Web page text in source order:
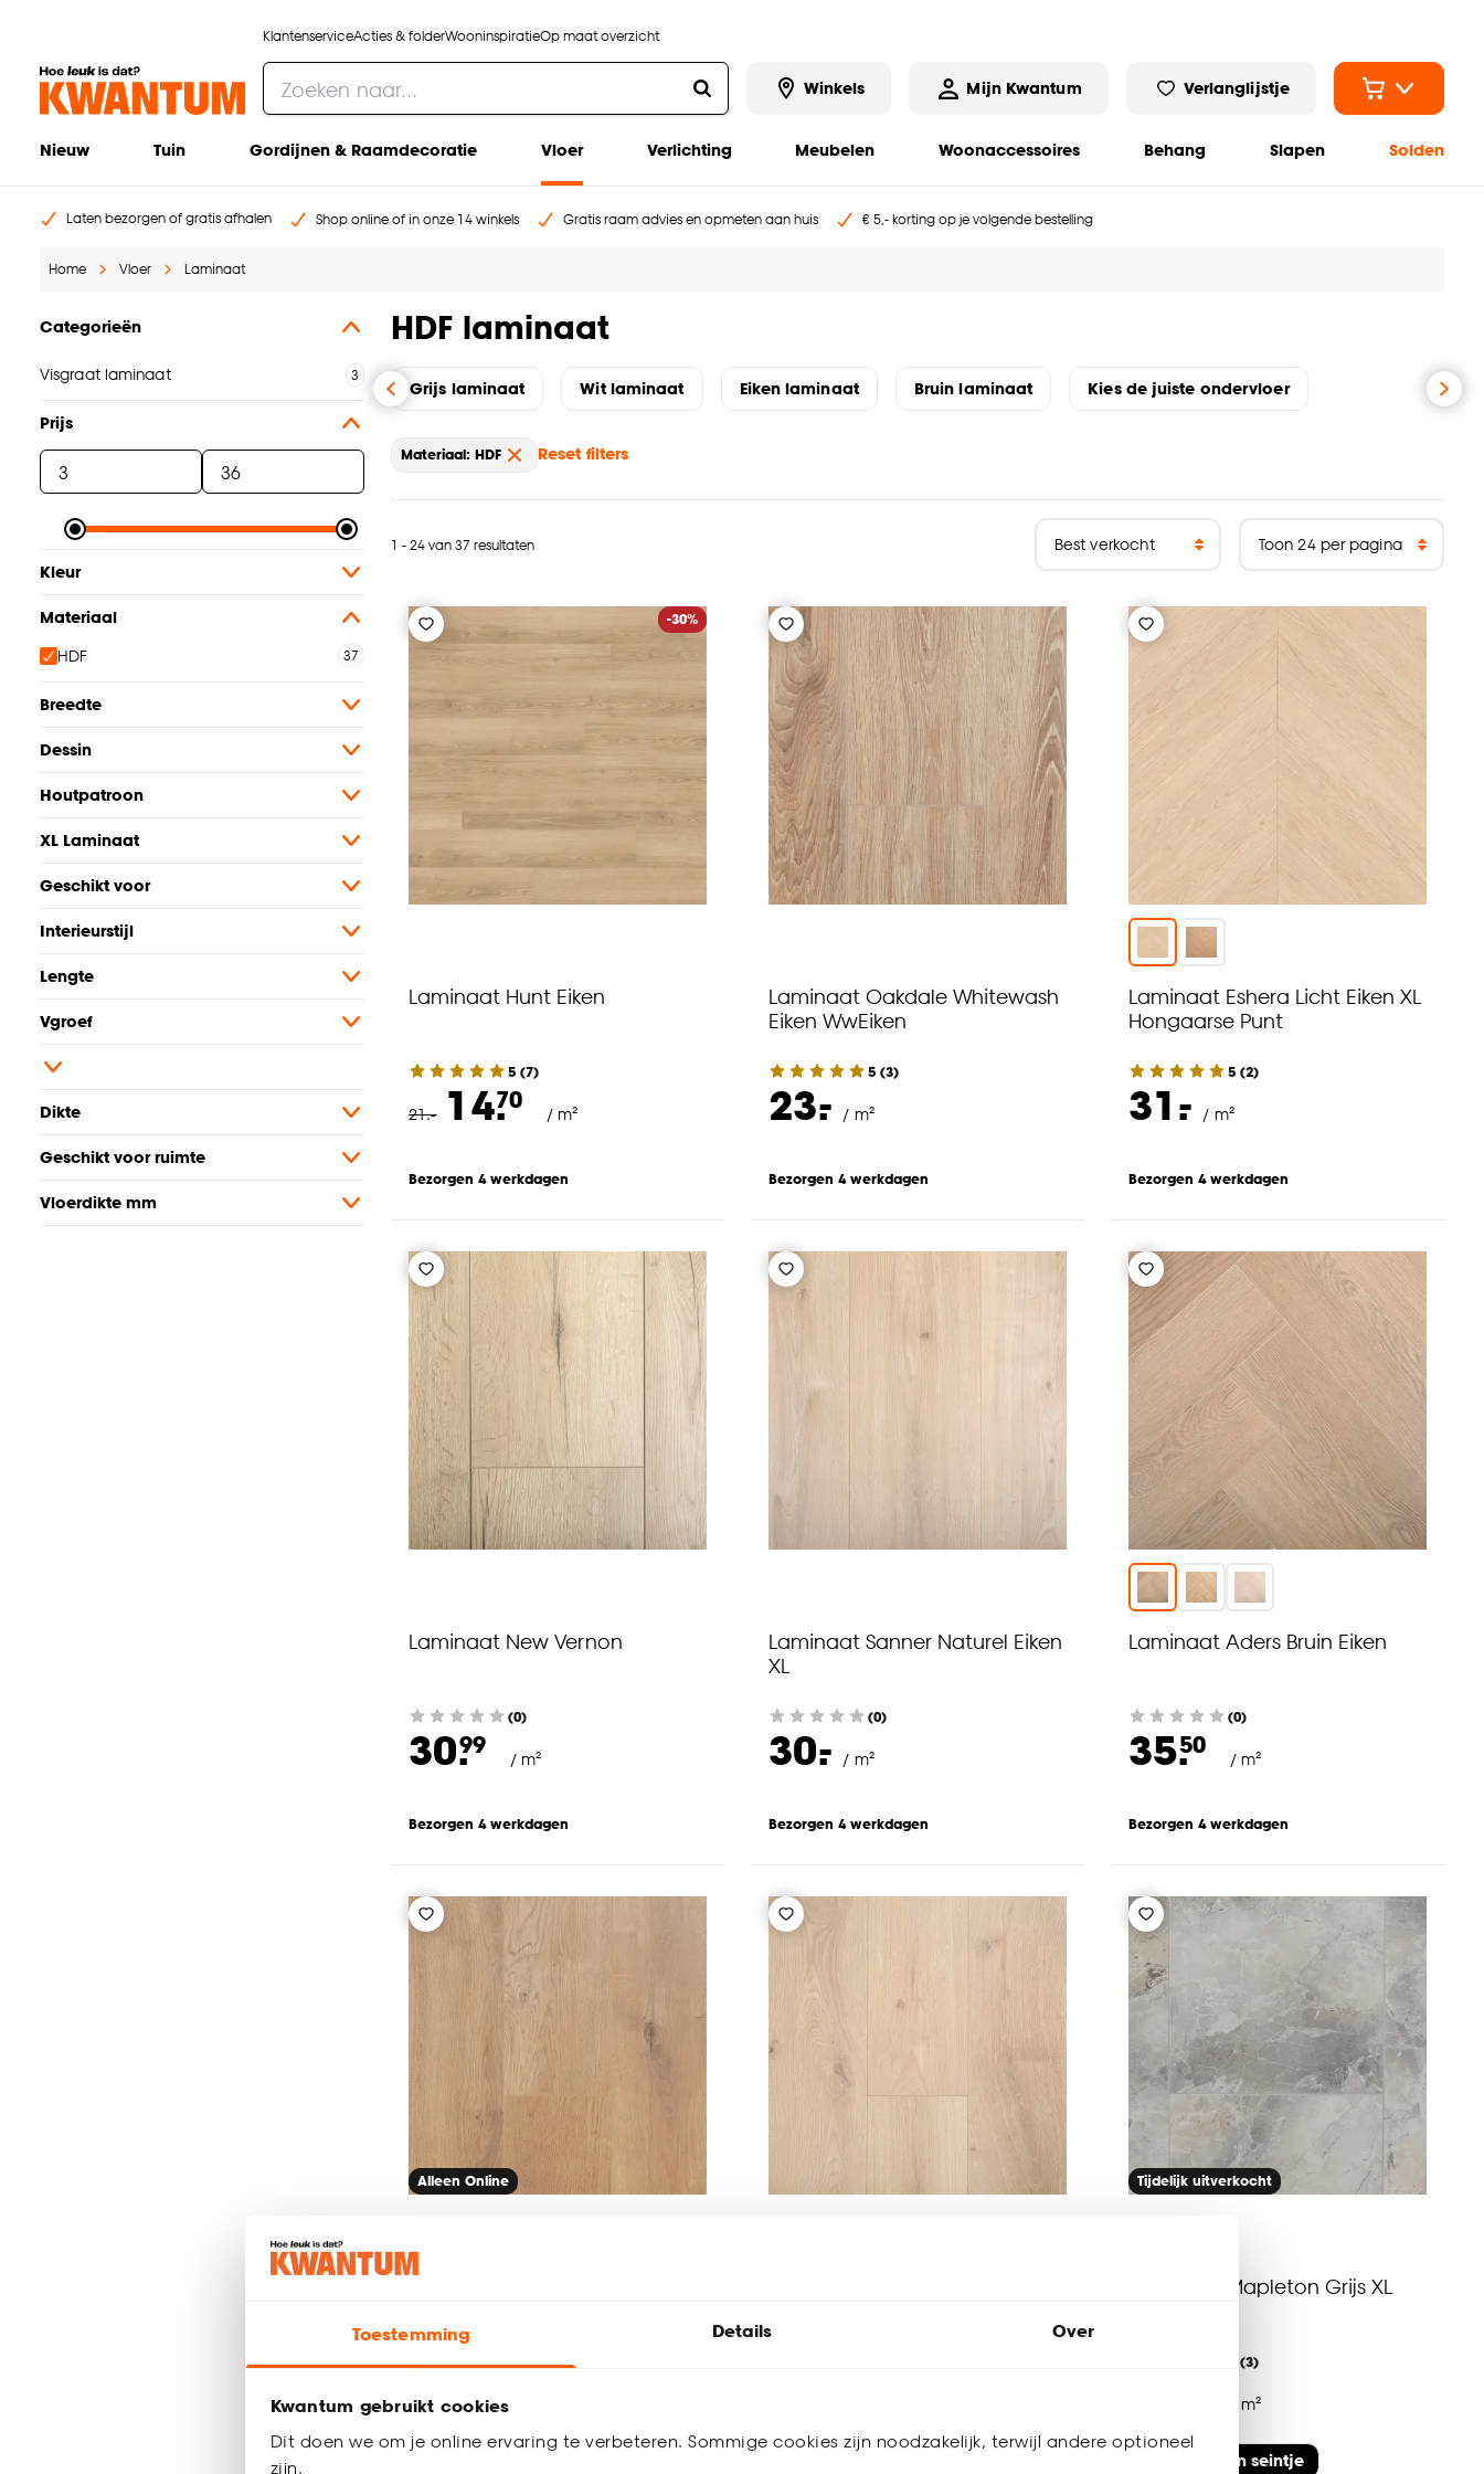
Toestemming Details Over
Kwantum gebruikt cookies
Dit doen we om je online ervaring te verbeteren. Sommige cookies zijn noodzakelijk, terwijl andere optioneel
zijn.
KlantenserviceActies & folderWooninspiratieOp maat overzicht
Winkels Mijn Kwantum Verlanglijstje
Nieuw Tuin Gordijnen & Raamdecoratie Vloer Verlichting Meubelen Woonaccessoires Behang Slapen Solden
Laten bezorgen of gratis afhalen Shop online of in onze 14 winkels Gratis raam advies en opmeten aan huis € 5,- korting op je volgende bestelling
Home Vloer Laminaat
Categorieën
Visgraat laminaat
Prijs
Kleur
Materiaal
HDF
Breedte
Dessin
Houtpatroon
XL Laminaat
Geschikt voor
Interieurstijl
Lengte
Vgroef
Dikte
Geschikt voor ruimte
Vloerdikte mm
HDF laminaat
Grijs laminaat Wit laminaat Eiken laminaat Bruin laminaat Kies de juiste ondervloer
Materiaal: HDF Reset filters
1 - 24 van 37 resultaten
-30%
Laminaat Hunt Eiken
5 (7)
21.- 14.70
/ m²
Bezorgen 4 werkdagen
Laminaat Oakdale Whitewash
Eiken WwEiken
5 (3)
23.
- / m²
Bezorgen 4 werkdagen
Laminaat Eshera Licht Eiken XL
Hongaarse Punt
5 (2)
31.
- / m²
Bezorgen 4 werkdagen
Laminaat New Vernon
(0)
30.99
/ m²
Bezorgen 4 werkdagen
Laminaat Sanner Naturel Eiken
XL
(0)
30.
- / m²
Bezorgen 4 werkdagen
Laminaat Aders Bruin Eiken
(0)
35.50
/ m²
Bezorgen 4 werkdagen
Alleen Online
(0)
23. / m²
Tijdelijk uitverkocht
Laminaat Mapleton Grijs XL
(3)
/ m²
Geef een seintje